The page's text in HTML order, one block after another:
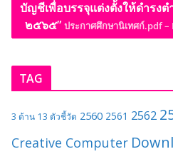
บัญชีเพื่อบรรจุแต่งตั้งให้ดำรง
๒๕๖๕” ประกาศศึกษานิเทศก์.pdf –
TAG
3 ด้าน 13 ตัวชี้วัด 2560 2561 2562
Creative Computer